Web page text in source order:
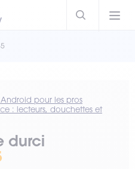
pour les pros
: lecteurs, douchettes et
durci